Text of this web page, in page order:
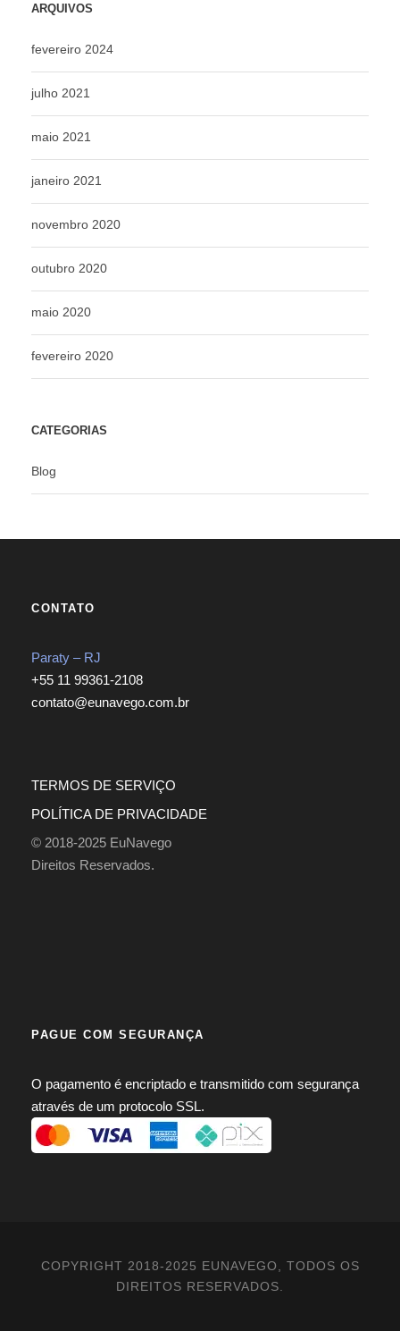
ARQUIVOS
fevereiro 2024
julho 2021
maio 2021
janeiro 2021
novembro 2020
outubro 2020
maio 2020
fevereiro 2020
CATEGORIAS
Blog
CONTATO
Paraty – RJ
+55 11 99361-2108
contato@eunavego.com.br
TERMOS DE SERVIÇO
POLÍTICA DE PRIVACIDADE
© 2018-2025 EuNavego
Direitos Reservados.
PAGUE COM SEGURANÇA
O pagamento é encriptado e transmitido com segurança
através de um protocolo SSL.
COPYRIGHT 2018-2025 EUNAVEGO, TODOS OS
DIREITOS RESERVADOS.